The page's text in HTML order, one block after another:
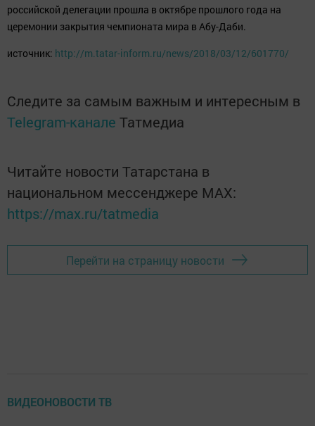
российской делегации прошла в октябре прошлого года на
церемонии закрытия чемпионата мира в Абу-Даби.
источник: http://m.tatar-inform.ru/news/2018/03/12/601770/
Следите за самым важным и интересным в
Telegram-канале Татмедиа
Читайте новости Татарстана в
национальном мессенджере MАХ:
https://max.ru/tatmedia
Перейти на страницу новости
ВИДЕОНОВОСТИ ТВ